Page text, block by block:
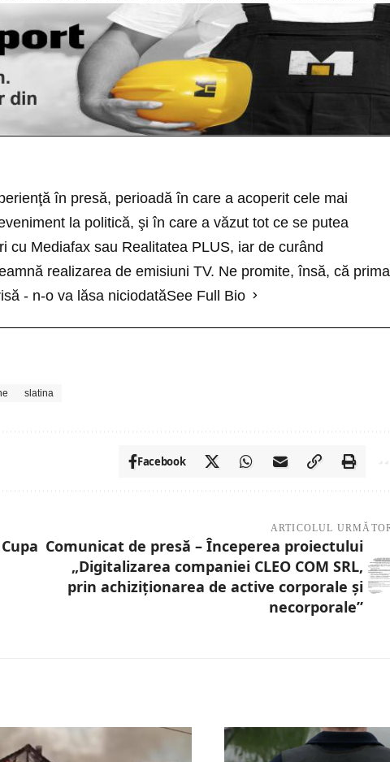
în presă, perioadă în care a acoperit cele mai
la politică, şi în care a văzut tot ce se putea
cu Mediafax sau Realitatea PLUS, iar de curând
realizarea de emisiuni TV. Ne promite, însă, că prima
- n-o va lăsa niciodatăSee Full Bio
slatina
Facebook
ARTICOLUL
Comunicat de presă – Începerea proiectului
„Digitalizarea companiei CLEO COM SRL,
prin achiziționarea de active corporale și
necorporale”